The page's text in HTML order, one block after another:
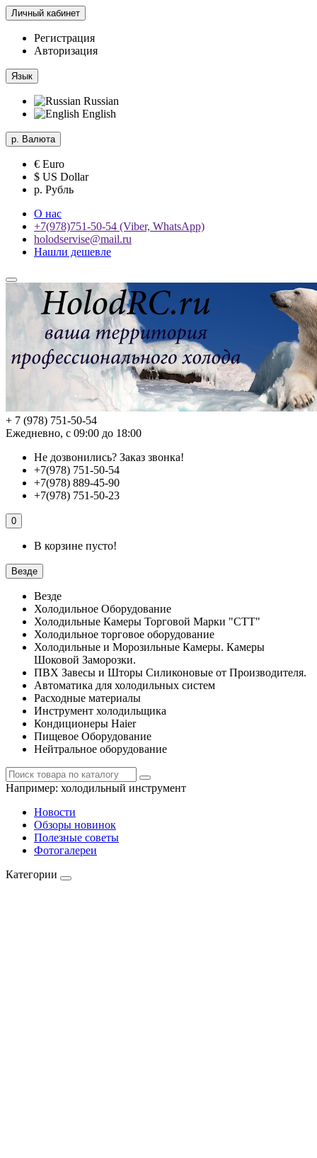
Личный кабинет
Регистрация
Авторизация
Язык
Russian
English
р. Валюта
€ Euro
$ US Dollar
р. Рубль
О нас
+7(978)751-50-54 (Viber, WhatsApp)
holodservise@mail.ru
Нашли дешевле
+ 7 (978) 751-50-54
Ежедневно, с 09:00 до 18:00
Не дозвонились? Заказ звонка!
+7(978) 751-50-54
+7(978) 889-45-90
+7(978) 751-50-23
0
В корзине пусто!
Везде
Везде
Холодильное Оборудование
Холодильные Камеры Торговой Марки "СТТ"
Холодильное торговое оборудование
Холодильные и Морозильные Камеры. Камеры
Шоковой Заморозки.
ПВХ Завесы и Шторы Силиконовые от Производителя.
Автоматика для холодильных систем
Расходные материалы
Инструмент холодильщика
Кондиционеры Haier
Пищевое Оборудование
Нейтральное оборудование
Например: холодильный инструмент
Новости
Обзоры новинок
Полезные советы
Фотогалереи
Категории